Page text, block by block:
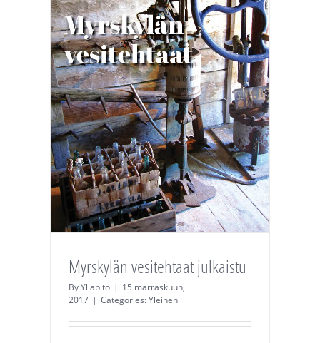
Myrskylän vesitehtaat julkaistu
ByYlläpito | 15 marraskuun,
2017 | Categories:Yleinen